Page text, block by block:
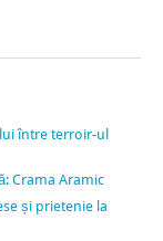
între terroir-ul
Crama Aramic
și prietenie la